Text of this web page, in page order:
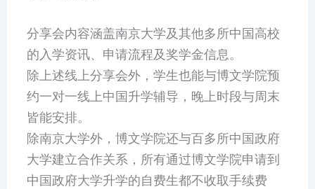
分享会内容涵盖南京大学及其他多所中国高校
的入学资讯、申请流程及奖学金信息。
除上述线上分享会外，学生也能与博文学院预
约一对一线上中国升学辅导，晚上时段与周末
皆能安排。
除南京大学外，博文学院还与百多所中国政府
大学建立合作关系，所有通过博文学院申请到
中国政府大学升学的自费生都不收取手续费